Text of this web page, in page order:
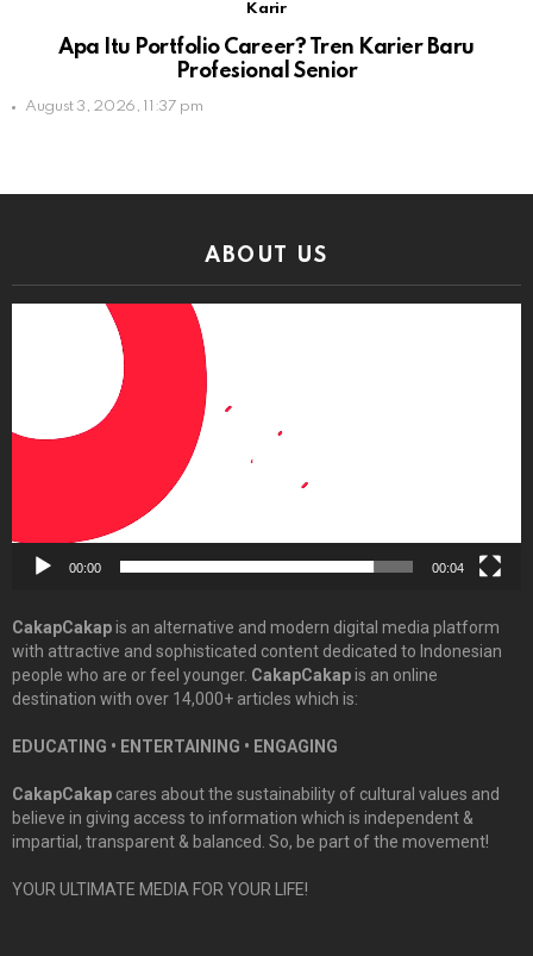
Karir
Apa Itu Portfolio Career? Tren Karier Baru
Profesional Senior
August 3, 2026, 11:37 pm
ABOUT US
00:00 00:04
CakapCakapis an alternative and modern digital media platform
with attractive and sophisticated content dedicated to Indonesian
people who are or feel younger. CakapCakapis an online
destination with over 14,000+ articles which is:
EDUCATING • ENTERTAINING • ENGAGING
CakapCakap cares about the sustainability of cultural values and
believe in giving access to information which is independent &
impartial, transparent & balanced. So, be part of the movement!
YOUR ULTIMATE MEDIA FOR YOUR LIFE!